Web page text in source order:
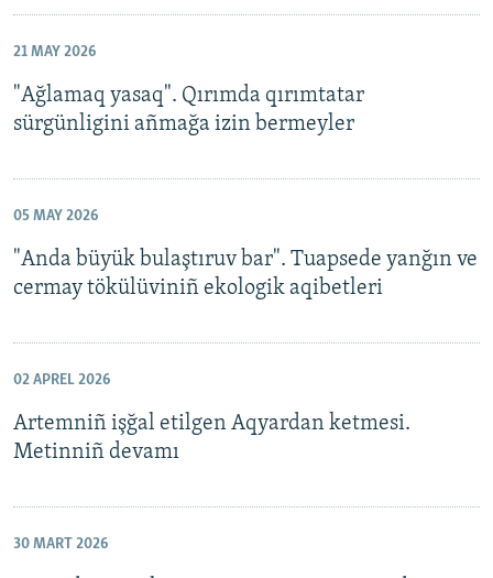
21 MAY 2026
"Ağlamaq yasaq". Qırımda qırımtatar
sürgünligini añmağa izin bermeyler
05 MAY 2026
"Anda büyük bulaştıruv bar". Tuapsede yanğın ve
cermay tökülüviniñ ekologik aqibetleri
02 APREL 2026
Artemniñ işğal etilgen Aqyardan ketmesi.
Metinniñ devamı
30 MART 2026